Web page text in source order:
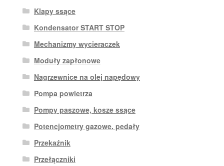
Klapy ssące
Kondensator START STOP
Mechanizmy wycieraczek
Moduły zapłonowe
Nagrzewnice na olej napędowy
Pompa powietrza
Pompy paszowe, kosze ssące
Potencjometry gazowe. pedały
Przekaźnik
Przełączniki